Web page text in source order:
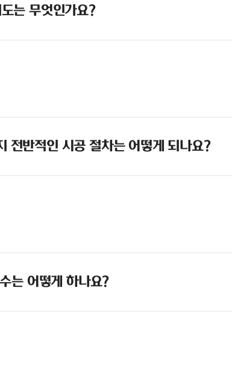
는 무엇인가요?
전반적인 시공 절차는 어떻게 되나요?
는 어떻게 하나요?